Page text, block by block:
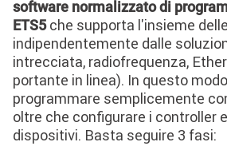
software normalizzato di
ETS5che supporta l'insieme
indipendentemente dalle
intrecciata, radiofrequenza,
portante in linea). In questo
programmare semplicemente
oltre che configurare i controller
dispositivi. Basta seguire 3 fasi: